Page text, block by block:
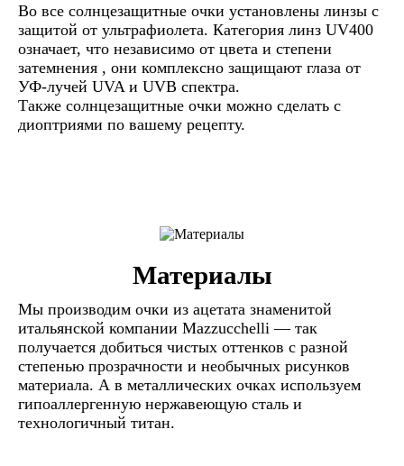
Во все солнцезащитные очки установлены линзы c
защитой от ультрафиолета. Категория линз UV400
означает, что независимо от цвета и степени
затемнения , они комплексно защищают глаза от
УФ-лучей UVA и UVB спектра.
Также солнцезащитные очки можно сделать с
диоптриями по вашему рецепту.
Материалы
Мы производим очки из ацетата знаменитой
итальянской компании Mazzucchelli — так
получается добиться чистых оттенков с разной
степенью прозрачности и необычных рисунков
материала. А в металлических очках используем
гипоаллергенную нержавеющую сталь и
технологичный титан.